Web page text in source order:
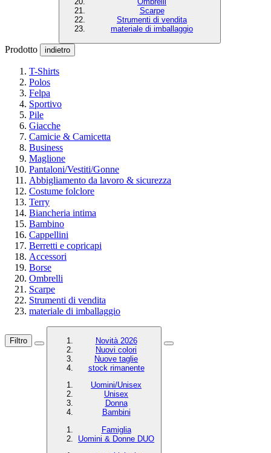
Scarpe
Strumenti di vendita
materiale di imballaggio
Prodotto indietro
T-Shirts
Polos
Felpa
Sportivo
Pile
Giacche
Camicie & Camicetta
Business
Maglione
Pantaloni/Vestiti/Gonne
Abbigliamento da lavoro & sicurezza
Costume folclore
Terry
Biancheria intima
Bambino
Cappellini
Berretti e copricapi
Accessori
Borse
Ombrelli
Scarpe
Strumenti di vendita
materiale di imballaggio
Filtro
Novità 2026
Nuovi colori
Nuove taglie
stock rimanente
Uomini/Unisex
Unisex
Donna
Bambini
Famiglia
Uomini & Donne DUO